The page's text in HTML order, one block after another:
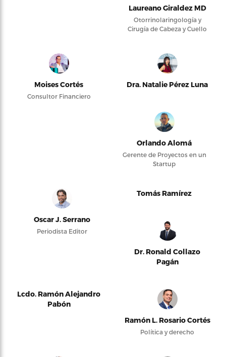
Laureano Giraldez MD
Otorrinolaringología y
Cirugía de Cabeza y Cuello
Moises Cortés
Consultor Financiero
Dra. Natalie Pérez Luna
Orlando Alomá
Gerente de Proyectos en un
Startup
Oscar J. Serrano
Periodista Editor
Tomás Ramírez
Dr. Ronald Collazo
Pagán
Lcdo. Ramón Alejandro
Pabón
Ramón L. Rosario Cortés
Política y derecho